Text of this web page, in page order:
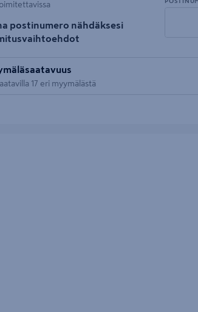
postinumero nähdäksesi
17 eri myymälästä